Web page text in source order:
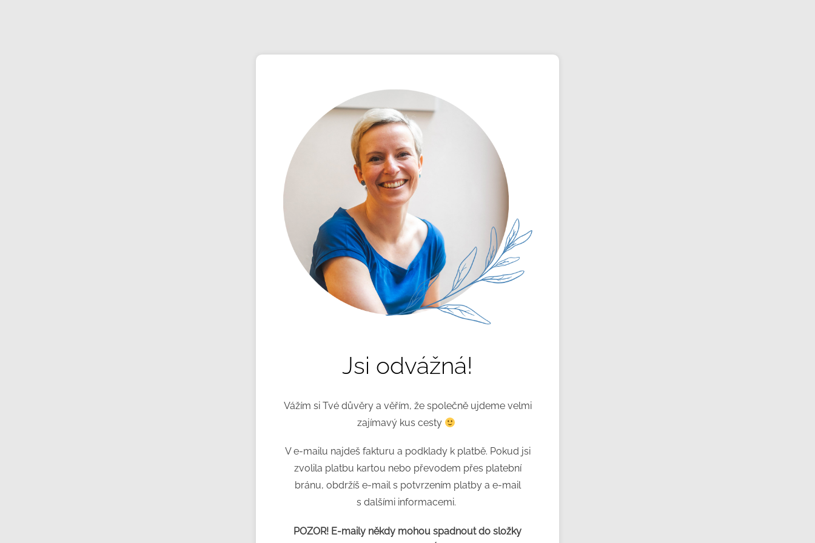
Jsi odvážná!
Vážím si Tvé důvěry a věřím, že společně ujdeme velmi
zajímavý kus cesty
V e-mailu najdeš fakturu a podklady k platbě. Pokud jsi
zvolila platbu kartou nebo převodem přes platební
bránu, obdržíš e-mail s potvrzením platby a e-mail
s dalšími informacemi.
POZOR! E-maily někdy mohou spadnout do složky